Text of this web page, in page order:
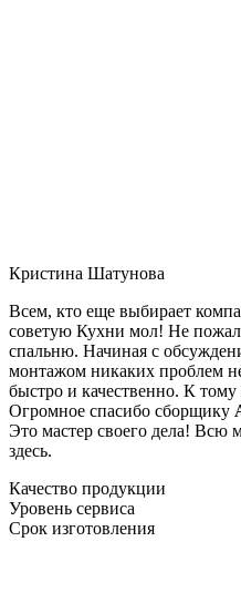
Кристина Шатунова
Всем, кто еще выбирает
советую Кухни мол! Не
спальню. Начиная с
монтажом никаких проблем
быстро и качественно. К
Огромное спасибо сборщику
Это мастер своего дела! Всю
здесь.
Качество продукции
Уровень сервиса
Срок изготовления